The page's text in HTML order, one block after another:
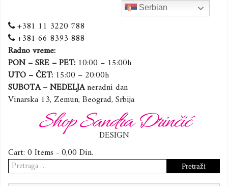
+381 11 3220 788
+381 66 8393 888
Radno vreme:
PON – SRE – PET: 10:00 – 15:00h
UTO – ČET: 15:00 – 20:00h
SUBOTA – NEDELJAneradni dan
Vinarska 13, Zemun, Beograd, Srbija
Shop Sandra Drinčić
DESIGN
Cart: 0 Items -0,00 Din.
Pretraga
za:
Serbian